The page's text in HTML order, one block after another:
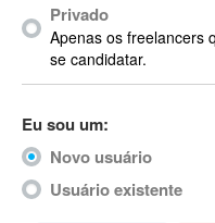
Acrobat X
Acronis
ACT
Actimize
ActionScript
ActionScript 3
Privado
Apenas os freelancers
se candidatar.
Eu sou um:
Novo usuário
Usuário existente